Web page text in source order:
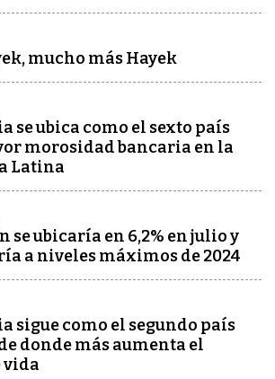
mucho más Hayek
se ubica como el sexto país
morosidad bancaria en la
Latina
se ubicaría en 6,2% en julio y
a niveles máximos de 2024
sigue como el segundo país
donde más aumenta el
vida